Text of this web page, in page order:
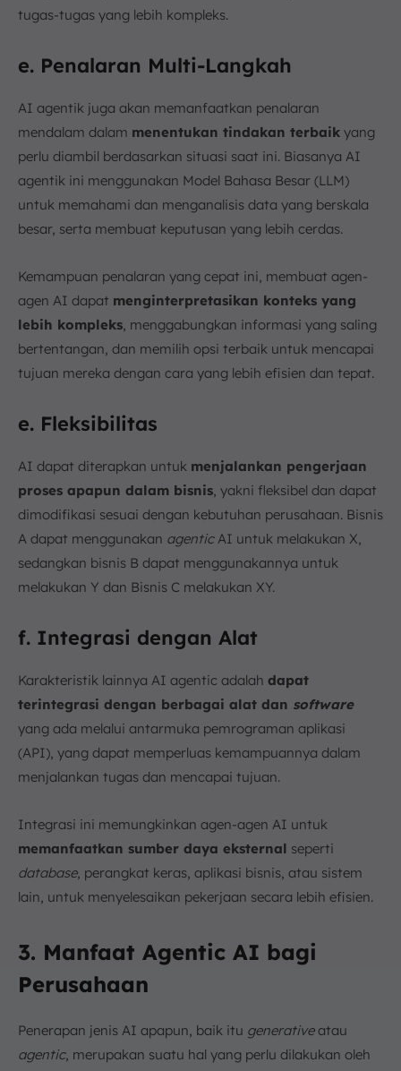
tugas-tugas yang lebih kompleks.
e. Penalaran Multi-Langkah
AI agentik juga akan memanfaatkan penalaran
mendalam dalam menentukan tindakan terbaik yang
perlu diambil berdasarkan situasi saat ini. Biasanya AI
agentik ini menggunakan Model Bahasa Besar (LLM)
untuk memahami dan menganalisis data yang berskala
besar, serta membuat keputusan yang lebih cerdas.
Kemampuan penalaran yang cepat ini, membuat agen-
agen AI dapat menginterpretasikan konteks yang
lebih kompleks , menggabungkan informasi yang saling
bertentangan, dan memilih opsi terbaik untuk mencapai
tujuan mereka dengan cara yang lebih efisien dan tepat.
e. Fleksibilitas
AI dapat diterapkan untuk menjalankan pengerjaan
proses apapun dalam bisnis , yakni fleksibel dan dapat
dimodifikasi sesuai dengan kebutuhan perusahaan. Bisnis
A dapat menggunakan agenticAI untuk melakukan X,
sedangkan bisnis B dapat menggunakannya untuk
melakukan Y dan Bisnis C melakukan XY.
f. Integrasi dengan Alat
Karakteristik lainnya AI agentic adalah dapat
terintegrasi dengan berbagai alat dan software
yang ada melalui antarmuka pemrograman aplikasi
(API), yang dapat memperluas kemampuannya dalam
menjalankan tugas dan mencapai tujuan.
Integrasi ini memungkinkan agen-agen AI untuk
memanfaatkan sumber daya eksternal seperti
database, perangkat keras, aplikasi bisnis, atau sistem
lain, untuk menyelesaikan pekerjaan secara lebih efisien.
3. Manfaat Agentic AI bagi
Perusahaan
Penerapan jenis AI apapun, baik itu generativeatau
agentic, merupakan suatu hal yang perlu dilakukan oleh